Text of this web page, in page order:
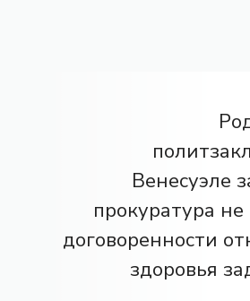
Венесуэле
прокуратура
договоренности
здоровья